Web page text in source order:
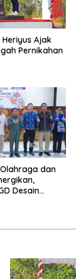
Ajak
Pernikahan
dan
Desain